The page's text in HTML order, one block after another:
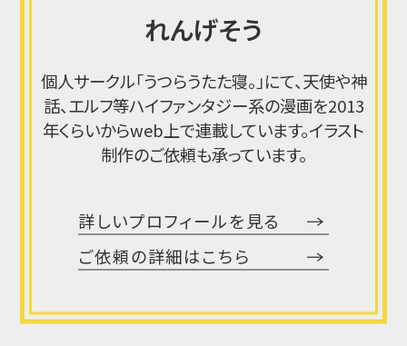
れんげそう
個人サークル「うつらうたた寝。」にて、天使や神
話、エルフ等ハイファンタジー系の漫画を2013
年くらいからweb上で連載しています。イラスト
制作のご依頼も承っています。
詳しいプロフィールを見る
ご依頼の詳細はこちら